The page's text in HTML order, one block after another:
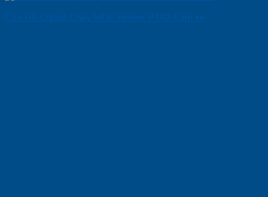
Cửa Gỗ Chống Cháy MDF Veneer P1R2 Cam xe